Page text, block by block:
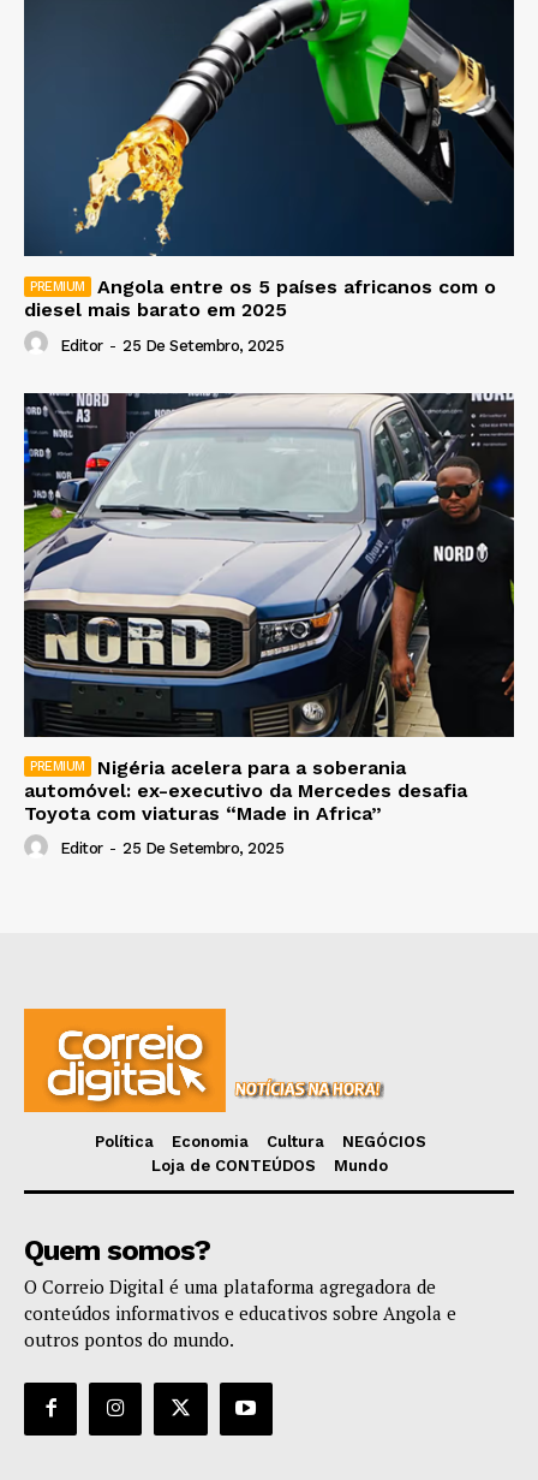
Angola entre os 5 países africanos com o
diesel mais barato em 2025
Editor - 25 De Setembro, 2025
Nigéria acelera para a soberania
automóvel: ex-executivo da Mercedes desafia
Toyota com viaturas “Made in Africa”
Editor - 25 De Setembro, 2025
Política Economia Cultura
NEGÓCIOS
Loja de CONTEÚDOS
Mundo
Quem somos?
O Correio Digital é uma plataforma agregadora de
conteúdos informativos e educativos sobre Angola e
outros pontos do mundo.